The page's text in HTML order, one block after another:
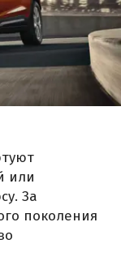
или
За
поколения